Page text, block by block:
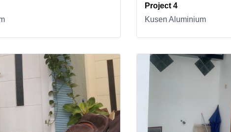
Project 4
Kusen Aluminium